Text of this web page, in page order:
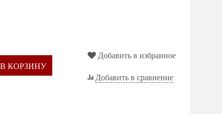
В КОРЗИНУ
Добавить в избранное
Добавить в сравнение